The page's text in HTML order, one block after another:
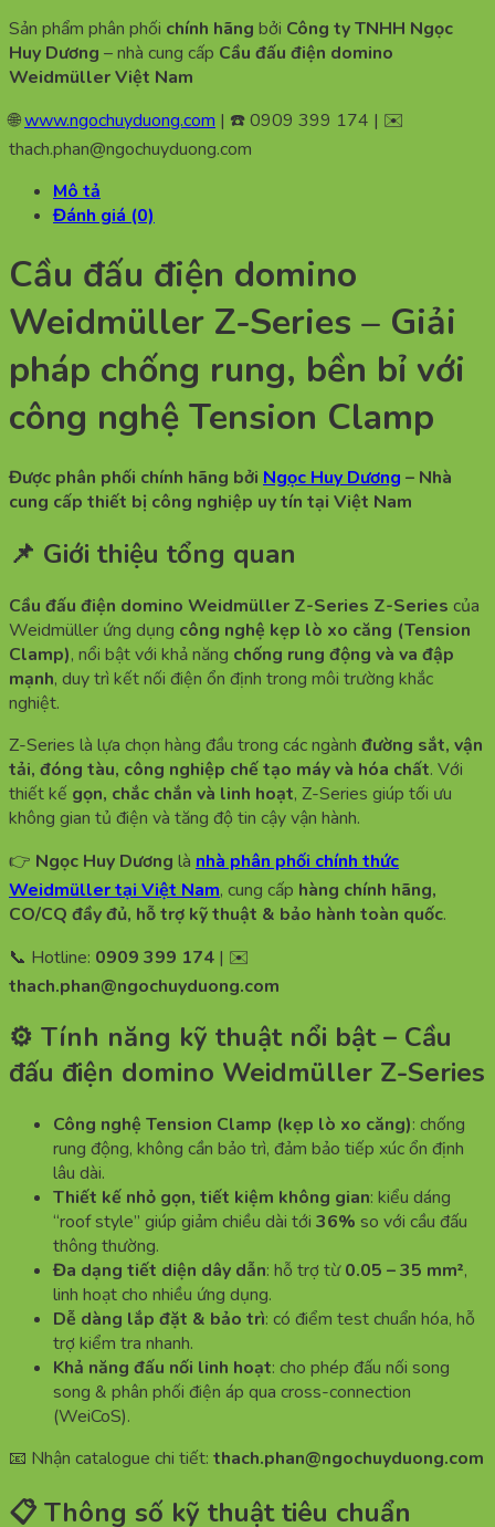
Sản phẩm phân phối chính hãng bởi Công ty TNHH Ngọc
Huy Dương – nhà cung cấp Cầu đấu điện domino
Weidmüller Việt Nam
🌐www.ngochuyduong.com | ☎️ 0909 399 174 | ✉️
thach.phan@ngochuyduong.com
Mô tả
Đánh giá (0)
Cầu đấu điện domino
Weidmüller Z-Series – Giải
pháp chống rung, bền bỉ với
công nghệ Tension Clamp
Được phân phối chính hãng bởi Ngọc Huy Dương – Nhà
cung cấp thiết bị công nghiệp uy tín tại Việt Nam
📌 Giới thiệu tổng quan
Cầu đấu điện domino Weidmüller Z-Series Z-Series của
Weidmüller ứng dụng công nghệ kẹp lò xo căng (Tension
Clamp), nổi bật với khả năng chống rung động và va đập
mạnh, duy trì kết nối điện ổn định trong môi trường khắc
nghiệt.
Z-Series là lựa chọn hàng đầu trong các ngành đường sắt, vận
tải, đóng tàu, công nghiệp chế tạo máy và hóa chất. Với
thiết kế gọn, chắc chắn và linh hoạt, Z-Series giúp tối ưu
không gian tủ điện và tăng độ tin cậy vận hành.
👉 Ngọc Huy Dương là nhà phân phối chính thức
Weidmüller tại Việt Nam, cung cấp hàng chính hãng,
CO/CQ đầy đủ, hỗ trợ kỹ thuật & bảo hành toàn quốc.
📞 Hotline: 0909 399 174 | ✉️
thach.phan@ngochuyduong.com
⚙️ Tính năng kỹ thuật nổi bật – Cầu
đấu điện domino Weidmüller Z-Series
Công nghệ Tension Clamp (kẹp lò xo căng): chống
rung động, không cần bảo trì, đảm bảo tiếp xúc ổn định
lâu dài.
Thiết kế nhỏ gọn, tiết kiệm không gian: kiểu dáng
“roof style” giúp giảm chiều dài tới 36% so với cầu đấu
thông thường.
Đa dạng tiết diện dây dẫn: hỗ trợ từ0.05 – 35 mm²,
linh hoạt cho nhiều ứng dụng.
Dễ dàng lắp đặt & bảo trì: có điểm test chuẩn hóa, hỗ
trợ kiểm tra nhanh.
Khả năng đấu nối linh hoạt: cho phép đấu nối song
song & phân phối điện áp qua cross-connection
(WeiCoS).
📧 Nhận catalogue chi tiết: thach.phan@ngochuyduong.com
📋 Thông số kỹ thuật tiêu chuẩn